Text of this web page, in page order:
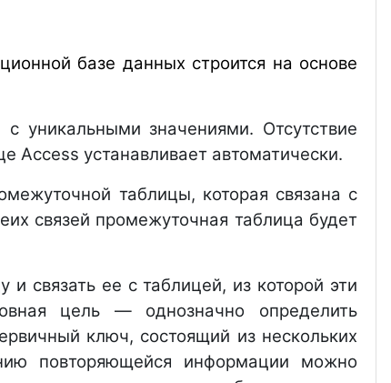
базе данных строится на основе
значениями. Отсутствие
Access устанавливает автоматически.
таблицы, которая связана с
связей промежуточная таблица будет
связать ее с таблицей, из которой эти
цель — однозначно определить
ключ, состоящий из нескольких
повторяющейся информации можно